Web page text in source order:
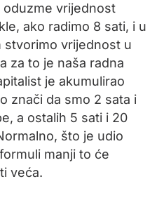
vrijednost
ako radimo 8 sati, i u
stvorimo vrijednost u
za to je naša radna
je akumulirao
znači da smo 2 sata i
a ostalih 5 sati i 20
što je udio
manji to će
veća.